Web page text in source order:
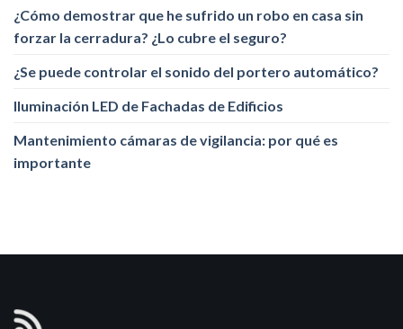
¿Cómo demostrar que he sufrido un robo en casa sin
forzar la cerradura? ¿Lo cubre el seguro?
¿Se puede controlar el sonido del portero automático?
Iluminación LED de Fachadas de Edificios
Mantenimiento cámaras de vigilancia: por qué es
importante